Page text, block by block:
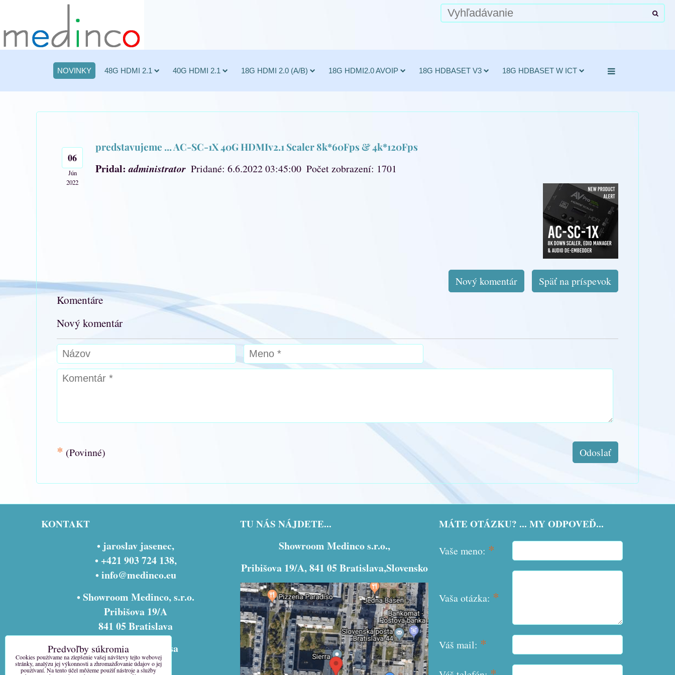
NOVINKY 48G HDMI 2.1 40G HDMI 2.1 18G HDMI 2.0 (A/B) 18G HDMI2.0 AVOIP 18G HDBASET V3 18G HDBASET W ICT
06
Jún
2022
predstavujeme ... AC-SC-1X 40G HDMIv2.1 Scaler 8k*60Fps & 4k*120Fps
Pridal:administrator Pridané: 6.6.2022 03:45:00 Počet zobrazení: 1701
Späť na príspevok
Nový komentár
Komentáre
Nový komentár
* (Povinné) Odoslať
KONTAKT
• jaroslav jasenec,
• +421 903 724 138,
•info@medinco.eu
• Showroom Medinco, s.r.o.
Pribišova 19/A
841 05 Bratislava
• fakturačná adresa
Medinco, s.r.o.
TU NÁS NÁJDETE...
Showroom Medinco s.r.o.,
Pribišova 19/A, 841 05 Bratislava,Slovensko
Externý obsah je blokovaný Voľbami
súkromia
Prajete si načítať externý obsah?
Povoliť tentokrát
MÁTE OTÁZKU? ... MY ODPOVEĎ...
Vaše meno: *
Vaša otázka: *
Váš mail: *
Predvoľby súkromia
Cookies používame na zlepšenie vašej návštevy tejto webovej
stránky, analýzu jej výkonnosti a zhromažďovanie údajov o jej
používaní. Na tento účel môžeme použiť nástroje a služby